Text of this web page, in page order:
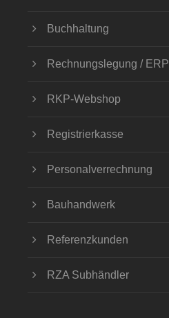
Buchhaltung
Rechnungslegung / ERP
RKP-Webshop
Registrierkasse
Personalverrechnung
Bauhandwerk
Referenzkunden
RZA Subhändler